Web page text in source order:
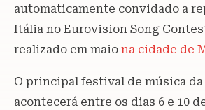
automaticamente convidado a
Itália no Eurovision Song
realizado em maio na cidade de
O principal festival de música
acontecerá entre os dias 6 e 10